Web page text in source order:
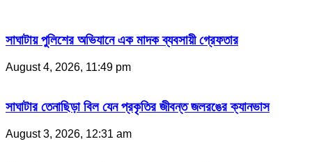
সাঘাটায় পুলিশের অভিযানে এক মাদক ব্যবসায়ী গ্রেফতার
August 4, 2026, 11:49 pm
সাঘাটার তেনাছিড়া বিল যেন প্রকৃতির জীবন্ত জলরঙের ক্যানভাস
August 3, 2026, 12:31 am